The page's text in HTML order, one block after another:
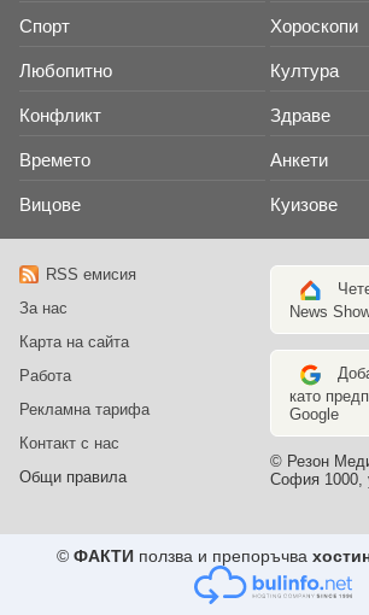
Спорт Хороскопи
Любопитно Култура
Конфликт Здраве
Времето Анкети
Вицове Куизове
RSS емисия
За нас
Карта на сайта
Работа
Рекламна тарифа
Контакт с нас
Общи правила
News
като
Google
© Резон
София 1000,
© ФАКТИ ползва и препоръчва